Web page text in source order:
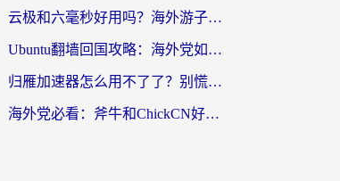
云极和六毫秒好用吗？海外游子解锁国内资源的真实答案
Ubuntu翻墙回国攻略：海外党如何选对加速器，无缝刷国内剧玩游戏？
归雁加速器怎么用不了了？别慌，这篇指南教你如何丝滑“回家”
海外党必看：斧牛和ChickCN好用吗？3款热门加速器实测+番茄加速器深度体验